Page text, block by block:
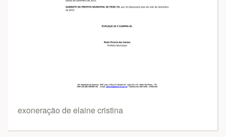
exoneração de elaine cristina